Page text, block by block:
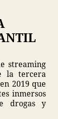
streaming
la tercera
2019 que
inmersos
drogas y